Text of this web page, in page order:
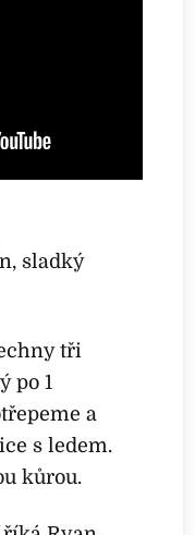
sladký
tři
po 1
a
s ledem.
kůrou.